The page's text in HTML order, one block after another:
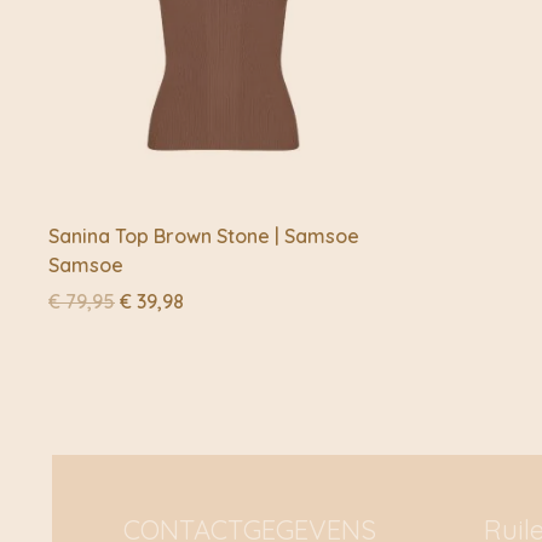
Sanina Top Brown Stone | Samsoe
Samsoe
€79,95 Oorspronkelijke
€ 39,98
CONTACTGEGEVENS